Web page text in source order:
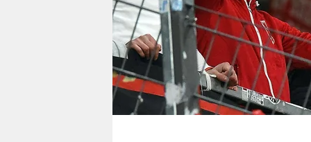
shop
fragen & hilfe
unterstützen
abo
genossenschaft